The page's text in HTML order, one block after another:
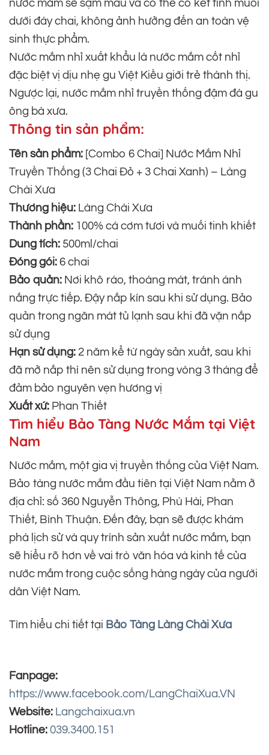
nước mắm sẽ sậm màu và có thể có kết tinh muối
dưới đáy chai, không ảnh hưởng đến an toàn vệ
sinh thực phẩm.
Nước mắm nhỉ xuất khẩu là nước mắm cốt nhỉ
đặc biệt vị dịu nhẹ gu Việt Kiều giới trẻ thành thị.
Ngược lại, nước mắm nhỉ truyền thống đậm đà gu
ông bà xưa.
Thông tin sản phẩm:
Tên sản phẩm: [Combo 6 Chai] Nước Mắm Nhỉ
Truyền Thống (3 Chai Đỏ + 3 Chai Xanh) – Làng
Chài Xưa
Thương hiệu: Làng Chài Xưa
Thành phần: 100% cá cơm tươi và muối tinh khiết
Dung tích: 500ml/chai
Đóng gói: 6 chai
Bảo quản: Nơi khô ráo, thoáng mát, tránh ánh
nắng trực tiếp. Đậy nắp kín sau khi sử dụng. Bảo
quản trong ngăn mát tủ lạnh sau khi đã vặn nắp
sử dụng
Hạn sử dụng: 2 năm kể từ ngày sản xuất, sau khi
đã mở nắp thì nên sử dụng trong vòng 3 tháng để
đảm bảo nguyên vẹn hương vị
Xuất xứ: Phan Thiết
Tìm hiểu Bảo Tàng Nước Mắm tại Việt
Nam
Nước mắm, một gia vị truyền thống của Việt Nam.
Bảo tàng nước mắm đầu tiên tại Việt Nam nằm ở
địa chỉ: số 360 Nguyễn Thông, Phú Hài, Phan
Thiết, Bình Thuận. Đến đây, bạn sẽ được khám
phá lịch sử và quy trình sản xuất nước mắm, bạn
sẽ hiểu rõ hơn về vai trò văn hóa và kinh tế của
nước mắm trong cuộc sống hàng ngày của người
dân Việt Nam.
Tìm hiểu chi tiết tại Bảo Tàng Làng Chài Xưa
Fanpage:
https://www.facebook.com/LangChaiXua.VN
Website: Langchaixua.vn
Hotline: 039.3400.151